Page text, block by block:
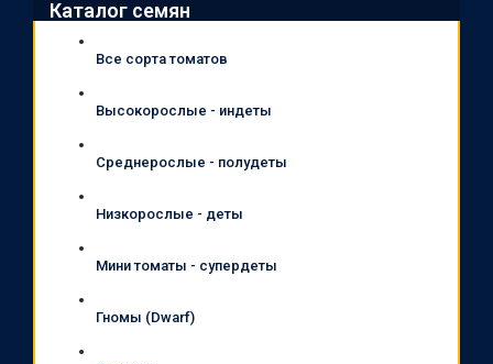
Каталог семян
Все сорта томатов
Высокорослые - индеты
Среднерослые - полудеты
Низкорослые - деты
Мини томаты - супердеты
Гномы (Dwarf)